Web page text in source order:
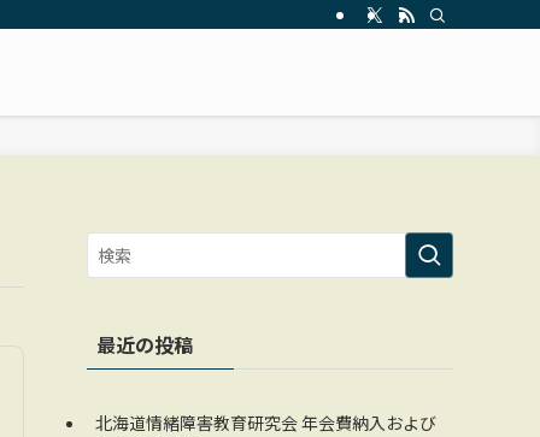
最近の投稿
北海道情緒障害教育研究会 年会費納入および